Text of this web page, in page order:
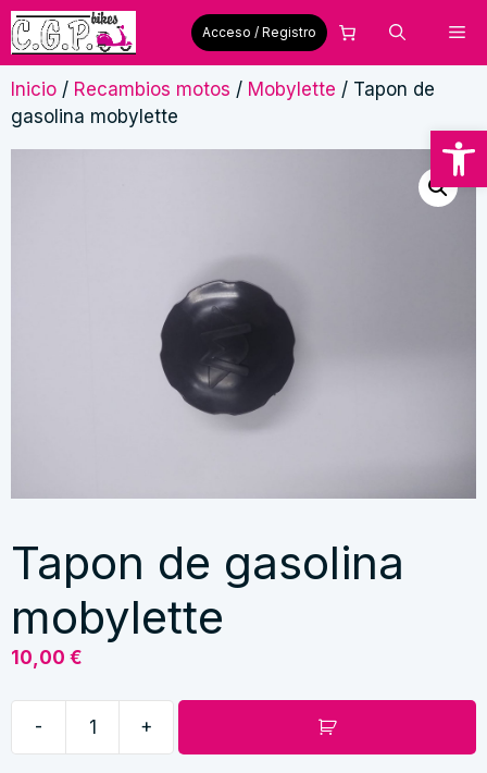
Abrir
Saltar
al
contenido
Acceso / Registro
Inicio / Recambios motos / Mobylette / Tapon de
gasolina mobylette
Tapon de gasolina
mobylette
10,00 €
- +